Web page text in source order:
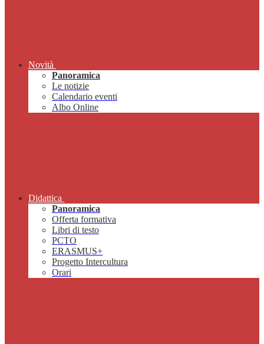
Novità
Panoramica
Le notizie
Calendario eventi
Albo Online
Didattica
Panoramica
Offerta formativa
Libri di testo
PCTO
ERASMUS+
Progetto Intercultura
Orari